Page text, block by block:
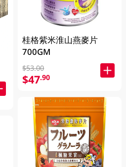
桂格紫米淮山燕麥片
700GM
$53.00
$47.90